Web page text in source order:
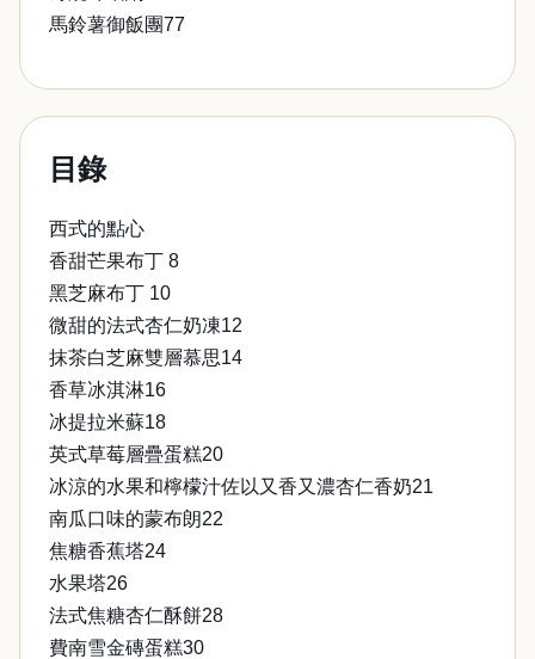
馬鈴薯御飯團77
目錄
西式的點心
香甜芒果布丁 8
黑芝麻布丁 10
微甜的法式杏仁奶凍12
抹茶白芝麻雙層慕思14
香草冰淇淋16
冰提拉米蘇18
英式草莓層疊蛋糕20
冰涼的水果和檸檬汁佐以又香又濃杏仁香奶21
南瓜口味的蒙布朗22
焦糖香蕉塔24
水果塔26
法式焦糖杏仁酥餅28
費南雪金磚蛋糕30